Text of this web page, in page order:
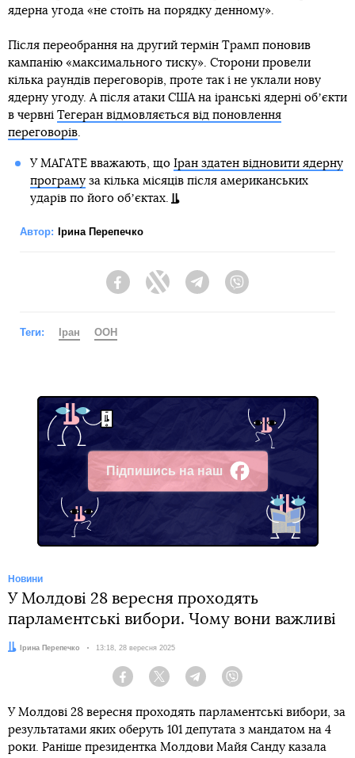
ядерна угода «не стоїть на порядку денному».
Після переобрання на другий термін Трамп поновив
кампанію «максимального тиску». Сторони провели
кілька раундів переговорів, проте так і не уклали нову
ядерну угоду. А після атаки США на іранські ядерні обʼєкти
в червні Тегеран відмовляється від поновлення
переговорів.
У МАГАТЕ вважають, що Іран здатен відновити ядерну
програмуза кілька місяців після американських
ударів по його обʼєктах.
Автор: Ірина Перепечко
FacebookTwitter Telegram
Теги: Іран ООН
Підпишись на наш
Facebook
Новини
У Молдові 28 вересня проходять
парламентські вибори. Чому вони важливі
Автор:Ірина Перепечко Дата:
13:18, 28 вересня 2025
Facebook Twitter Telegram
У Молдові 28 вересня проходять парламентські вибори, за
результатами яких оберуть 101 депутата з мандатом на 4
роки. Раніше президентка Молдови Майя Санду казала